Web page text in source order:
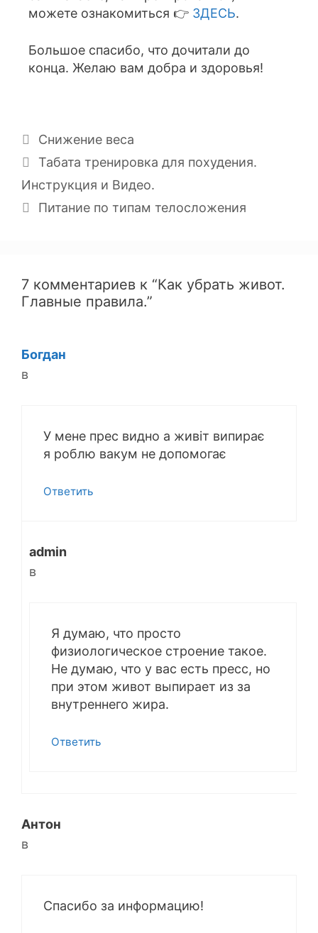
можете ознакомиться 👉 ЗДЕСЬ.
Большое спасибо, что дочитали до
конца. Желаю вам добра и здоровья!
Снижение веса
Табата тренировка для похудения.
Инструкция и Видео.
Питание по типам телосложения
7 комментариев к “Как убрать живот.
Главные правила.”
Богдан
в
У мене прес видно а живіт випирає
я роблю вакум не допомогає
Ответить
admin
в
Я думаю, что просто
физиологическое строение такое.
Не думаю, что у вас есть пресс, но
при этом живот выпирает из за
внутреннего жира.
Ответить
Антон
в
Спасибо за информацию!